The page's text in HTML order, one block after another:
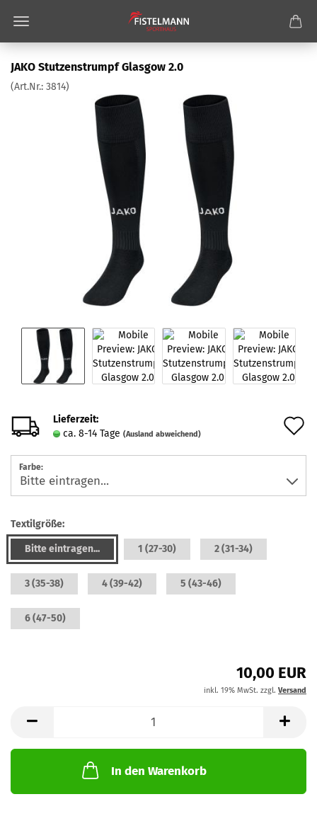
JAKO Stutzenstrumpf Glasgow 2.0
(Art.Nr.: 3814)
Lieferzeit:
ca. 8-14 Tage (Ausland abweichend)
Farbe:
Textilgröße:
Bitte eintragen... 1 (27-30) 2 (31-34)
3 (35-38) 4 (39-42) 5 (43-46)
6 (47-50)
10,00 EUR
inkl. 19% MwSt. zzgl. Versand
In den Warenkorb